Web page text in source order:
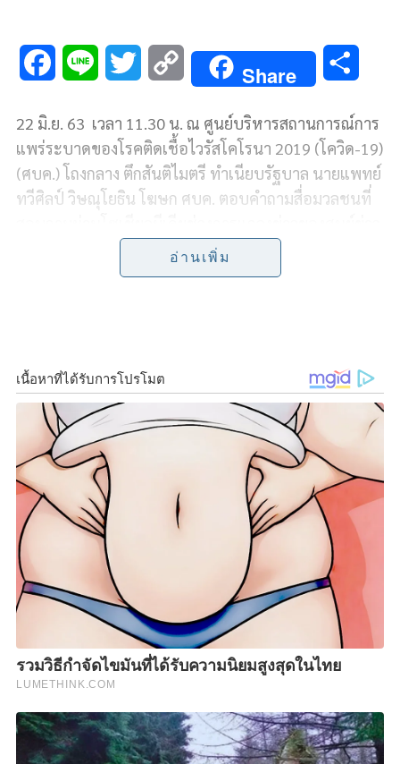
c
e
b
n
e
i
t
t
e
r
p
y
L
i
n
Share
a
r
e
22 มิ.ย. 63 เวลา 11.30 น. ณ ศูนย์บริหารสถานการณ์การ
แพร่ระบาดของโรคติดเชื้อไวรัสโคโรนา 2019 (โควิด-19)
(ศบค.) โถงกลาง ตึกสันติไมตรี ทำเนียบรัฐบาล นายแพทย์
ทวีศิลป์ วิษณุโยธิน โฆษก ศบค. ตอบคำถามสื่อมวลชนที่
โควิด-19 และสรุปสาระสำคัญ ดังนี้
เป็นแรงงานที่ผ่านมาจากเมืองไทย ขณะนี้กรมควบคุมโรค
ได้ติดตามข่าวสารและประสานงานระหว่างประเทศ โดย
ทางเมียนมาได้ดูแลผู้ติดเชื้อภายในประเทศอย่างดีและ
เข้มแข็ง
นอกจากนี้ ทางการไทยยังประสานงานความร่วมมือไปยัง
องค์การอนามัยโลก (WHO) ซึ่งมีกฎหมายอนามัยระหว่าง
ประเทศที่ต้องดูแลข้อมูลเป็นกฎระหว่างประเทศที่ดูแล
ข้อมูลการเจ็บป่วยของผู้ป่วยที่ติดเชื้อ โดยในเบื้องต้น
ประเทศไทย พบว่ามีจำนวน 19 ราย เป็นผู้ป่วยแรงงาน
ต่างด้าวเดิมที่ได้เข้าสถานกักกันโรคของรัฐ และดูแลจน
ครบ 14 วัน ตั้งแต่เมื่อ 25 เมษายน 63 และให้เดินทาง
กลับประเทศไปแล้ว
จำนวน 19 ราย ได้เข้ารับการดูแลในสถานกักกันโรคที่รัฐ
จัดให้ ซึ่งข้อมูลที่ขาดหายไป อยู่ในระหว่างการประสาน
อ่านเพิ่ม